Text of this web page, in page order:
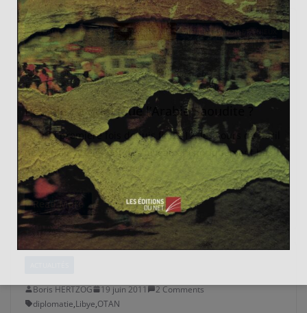
ACTUALITÉS ENERGIE GÉOÉCONOMIE
MONDIALISATION ET ENJEUX
PROCHE ET MOYEN-ORIENT
Hugo TOUPIN 12 octobre 2014
0 Comments
Arabie Saoudite,gas,gaz,Irak,Iran,Libye,oil,pétrole
Pétrole : à quoi joue l’Arabie Saoudite ?
Pour la première fois depuis fin 2012, les cours du baril
de pétrole atteignent des niveaux historiquement bas
avec un
Read More
Boris HERTZOG 19 juin 2011
2 Comments
diplomatie,Libye,OTAN